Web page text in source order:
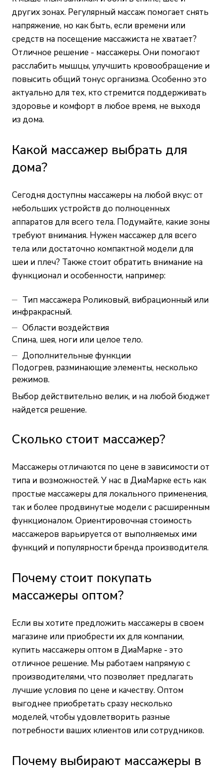
других зонах. Регулярный массаж помогает снять
напряжение, но как быть, если времени или
средств на посещение массажиста не хватает?
Отличное решение - массажеры. Они помогают
расслабить мышцы, улучшить кровообращение и
повысить общий тонус организма. Особенно это
актуально для тех, кто стремится поддерживать
здоровье и комфорт в любое время, не выходя
из дома.
Какой массажер выбрать для
дома?
Сегодня доступны массажеры на любой вкус: от
небольших устройств до полноценных
аппаратов для всего тела. Подумайте, какие зоны
требуют внимания. Нужен массажер для всего
тела или достаточно компактной модели для
шеи и плеч? Также стоит обратить внимание на
функционал и особенности, например:
Тип массажера Роликовый, вибрационный или
инфракрасный.
Области воздействия
Спина, шея, ноги или целое тело.
Дополнительные функции
Подогрев, разминающие элементы, несколько
режимов.
Выбор действительно велик, и на любой бюджет
найдется решение.
Сколько стоит массажер?
Массажеры отличаются по цене в зависимости от
типа и возможностей. У нас в ДиаМарке есть как
простые массажеры для локального применения,
так и более продвинутые модели с расширенным
функционалом. Ориентировочная стоимость
массажеров варьируется от выполняемых ими
функций и популярности бренда производителя.
Почему стоит покупать
массажеры оптом?
Если вы хотите предложить массажеры в своем
магазине или приобрести их для компании,
купить массажеры оптом в ДиаМарке - это
отличное решение. Мы работаем напрямую с
производителями, что позволяет предлагать
лучшие условия по цене и качеству. Оптом
выгоднее приобретать сразу несколько
моделей, чтобы удовлетворить разные
потребности ваших клиентов или сотрудников.
Почему выбирают массажеры в